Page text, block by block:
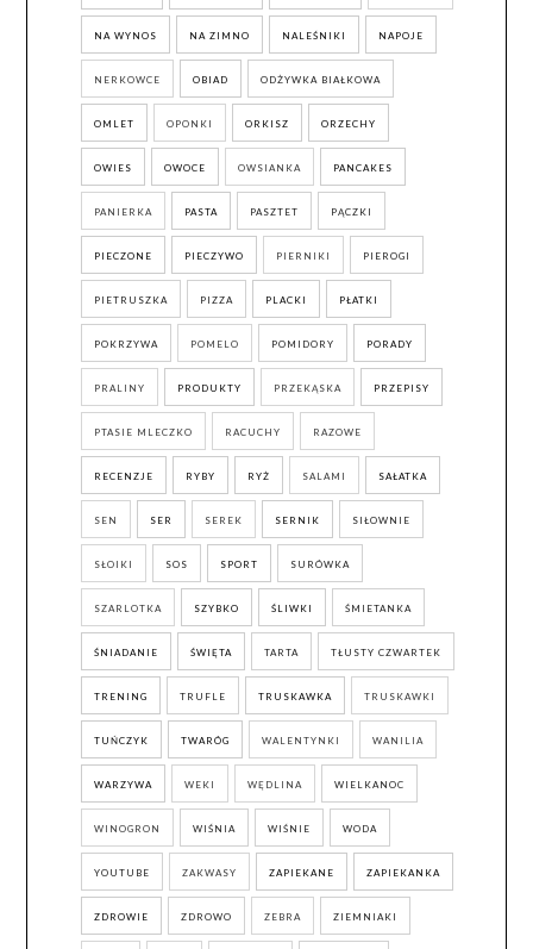
NA WYNOS NA ZIMNO NALEŚNIKI NAPOJE
NERKOWCE OBIAD ODŻYWKA BIAŁKOWA
OMLET OPONKI ORKISZ ORZECHY
OWIES OWOCE OWSIANKA PANCAKES
PANIERKA PASTA PASZTET PĄCZKI
PIECZONE PIECZYWO PIERNIKI PIEROGI
PIETRUSZKA PIZZA PLACKI PŁATKI
POKRZYWA POMELO POMIDORY PORADY
PRALINY PRODUKTY PRZEKĄSKA PRZEPISY
PTASIE MLECZKO RACUCHY RAZOWE
RECENZJE RYBY RYŻ SALAMI SAŁATKA
SEN SER SEREK SERNIK SIŁOWNIE
SŁOIKI SOS SPORT SURÓWKA
SZARLOTKA SZYBKO ŚLIWKI ŚMIETANKA
ŚNIADANIE ŚWIĘTA TARTA TŁUSTY CZWARTEK
TRENING TRUFLE TRUSKAWKA TRUSKAWKI
TUŃCZYK TWARÓG WALENTYNKI WANILIA
WARZYWA WEKI WĘDLINA WIELKANOC
WINOGRON WIŚNIA WIŚNIE WODA
YOUTUBE ZAKWASY ZAPIEKANE ZAPIEKANKA
ZDROWIE ZDROWO ZEBRA ZIEMNIAKI